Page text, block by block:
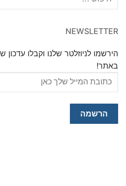
NEWSLETTER
הירשמו לניוזלטר שלנו וקבלו
באתר!